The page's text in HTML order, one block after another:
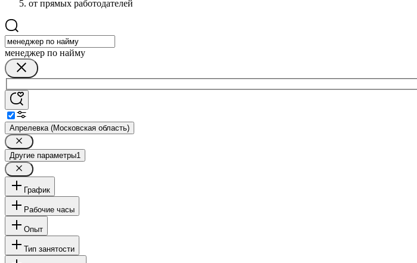
от прямых работодателей
менеджер по найму
Апрелевка (Московская область)
Другие параметры1
График
Рабочие часы
Опыт
Тип занятости